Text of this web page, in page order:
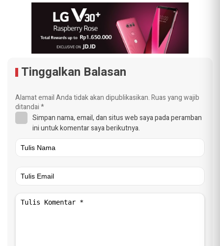
Tinggalkan Balasan
Alamat email Anda tidak akan dipublikasikan.Ruas yang wajib
ditandai*
Simpan nama, email, dan situs web saya pada peramban
ini untuk komentar saya berikutnya.